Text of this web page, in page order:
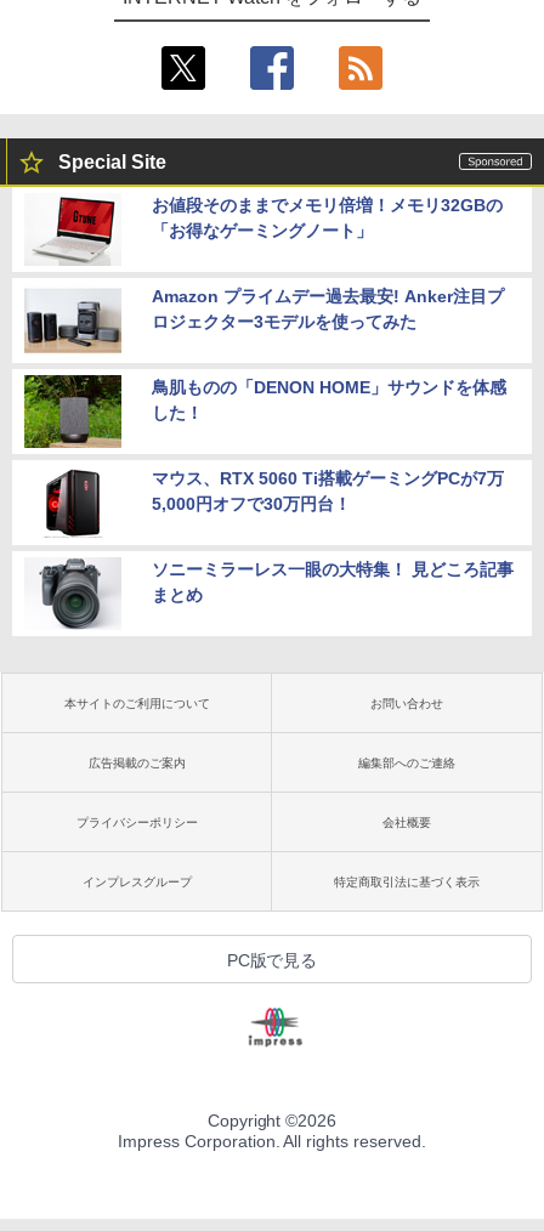
Special Site
お値段そのままでメモリ倍増！メモリ32GBの
「お得なゲーミングノート」
Amazon プライムデー過去最安! Anker注目プ
ロジェクター3モデルを使ってみた
鳥肌ものの「DENON HOME」サウンドを体感
した！
マウス、RTX 5060 Ti搭載ゲーミングPCが7万
5,000円オフで30万円台！
ソニーミラーレス一眼の大特集！ 見どころ記事
まとめ
本サイトのご利用について お問い合わせ
広告掲載のご案内 編集部へのご連絡
プライバシーポリシー 会社概要
インプレスグループ 特定商取引法に基づく表示
PC版で見る
Copyright ©2026
Impress Corporation. All rights reserved.